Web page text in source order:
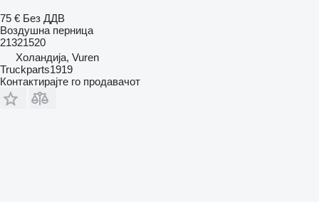
75 € Без ДДВ
Воздушна перница
21321520
Холандија, Vuren
Truckparts1919
Контактирајте го продавачот